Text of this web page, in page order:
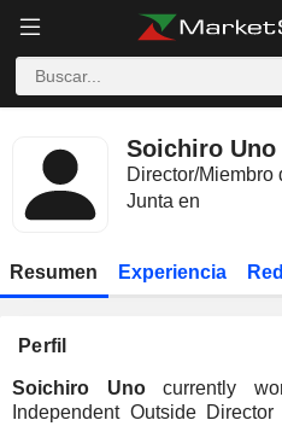
Soichiro Uno
Director/Miembro
Junta en
Resumen Experiencia
Perfil
Soichiro Unocurrently
Independent Outside